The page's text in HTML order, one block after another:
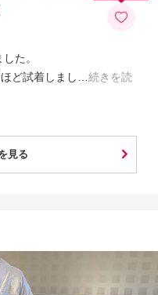
た。
ど試着しまし
続きを読
見る